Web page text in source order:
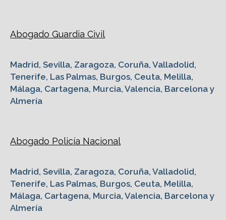
Abogado Guardia Civil
Madrid, Sevilla, Zaragoza, Coruña, Valladolid,
Tenerife, Las Palmas, Burgos, Ceuta, Melilla,
Málaga, Cartagena, Murcia, Valencia, Barcelona y
Almería
Abogado Policía Nacional
Madrid, Sevilla, Zaragoza, Coruña, Valladolid,
Tenerife, Las Palmas, Burgos, Ceuta, Melilla,
Málaga, Cartagena, Murcia, Valencia, Barcelona y
Almería